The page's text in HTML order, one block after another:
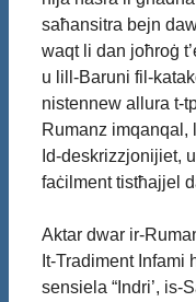
saħansitra bejn
waqt li dan joħroġ
u lill-Baruni fil-
nistennew allura t-
Rumanz imqanqal,
Id-deskrizzjonijiet,
faċilment tistħajjel
Aktar dwar ir-
It-Tradiment
sensiela “Indri’, is-